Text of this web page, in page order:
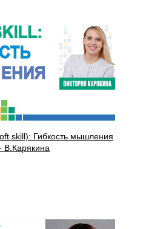
skill): Гибкость мышления
В.Карякина